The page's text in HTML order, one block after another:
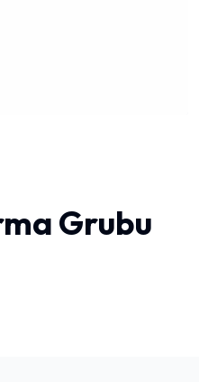
Grubu